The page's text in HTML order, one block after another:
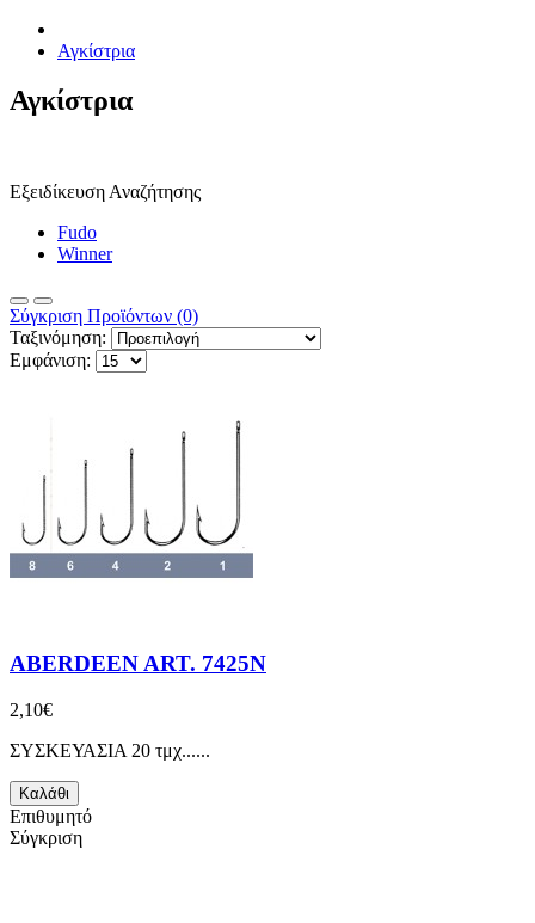
Αγκίστρια
Αγκίστρια
Εξειδίκευση Αναζήτησης
Fudo
Winner
Σύγκριση Προϊόντων (0)
Ταξινόμηση:
Εμφάνιση:
ABERDEEN ART. 7425N
2,10€
ΣΥΣΚΕΥΑΣΙΑ 20 τμχ......
Καλάθι
Επιθυμητό
Σύγκριση